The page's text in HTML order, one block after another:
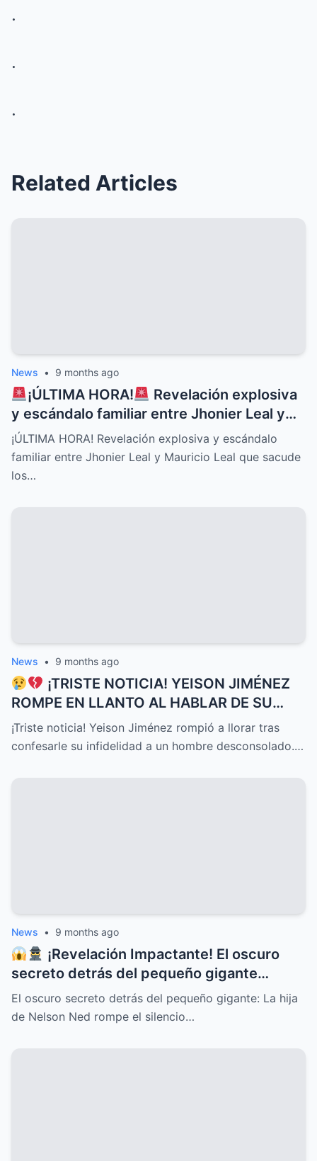
.
.
.
Related Articles
News • 9 months ago
¡ÚLTIMA HORA!
Revelación explosiva
y escándalo familiar entre Jhonier Leal y
Mauricio Leal que sacude los cimientos de
su historia personal, secretos ocultos y
conflictos desgarradores que nadie
¡ÚLTIMA HORA! Revelación explosiva y escándalo
familiar entre Jhonier Leal y Mauricio Leal que sacude
los…
News • 9 months ago
¡TRISTE NOTICIA! YEISON JIMÉNEZ
ROMPE EN LLANTO AL HABLAR DE SU
DELICADO ESTADO DE SALUD HOY, UNA
CONFESIÓN QUE HA CONMOVIDO A
¡Triste noticia! Yeison Jiménez rompió a llorar tras
confesarle su infidelidad a un hombre desconsolado.…
News • 9 months ago
¡Revelación Impactante! El oscuro
secreto detrás del pequeño gigante
Nelson Ned sale a la luz cuando su hija
rompe el silencio y deja al mundo en shock
El oscuro secreto detrás del pequeño gigante: La hija
de Nelson Ned rompe el silencio…